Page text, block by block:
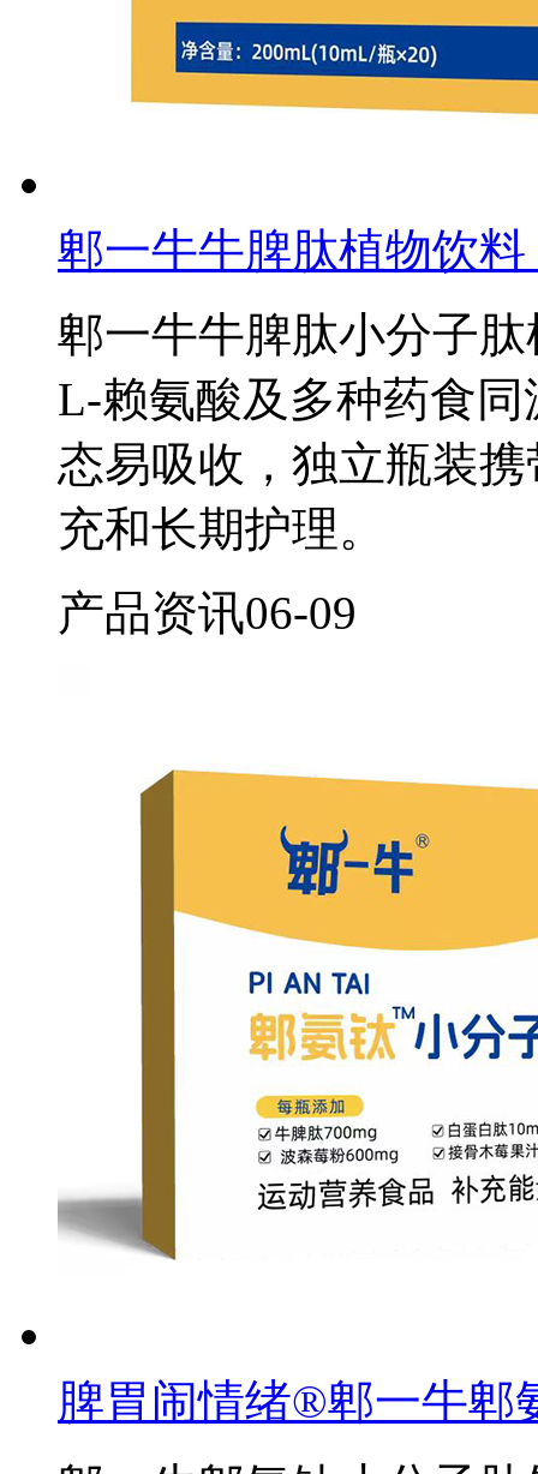
郫一牛牛脾肽植物饮
郫一牛牛脾肽小分子
L-赖氨酸及多种药食
态易吸收，独立瓶装
充和长期护理。
产品资讯06-09
脾胃闹情绪®郫一牛郫